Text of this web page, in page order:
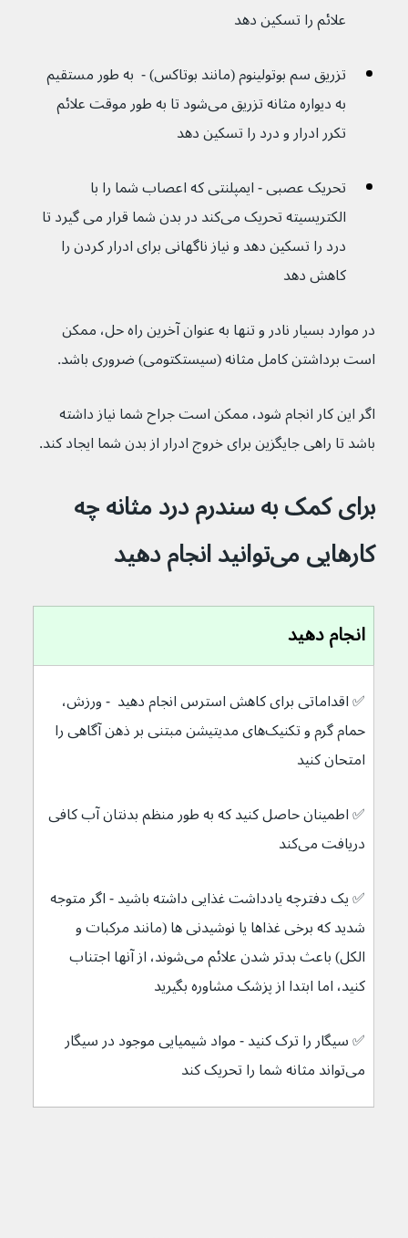
علائم را تسکین دهد
تزریق سم بوتولینوم (مانند بوتاکس) -  به طور مستقیم
به دیواره مثانه تزریق می‌شود تا به طور موقت علائم
تکرر ادرار و درد را تسکین دهد
تحریک عصبی - ایمپلنتی که اعصاب شما را با
الکتریسیته تحریک می‌کند در بدن شما قرار می گیرد تا
درد را تسکین دهد و نیاز ناگهانی برای ادرار کردن را
کاهش دهد
در موارد بسیار نادر و تنها به عنوان آخرین راه حل، ممکن
است برداشتن کامل مثانه (سیستکتومی) ضروری باشد.
اگر این کار انجام شود، ممکن است جراح شما نیاز داشته
باشد تا راهی جایگزین برای خروج ادرار از بدن شما ایجاد کند.
برای کمک به سندرم درد مثانه چه
کارهایی می‌توانید انجام دهید
انجام دهید
✅ اقداماتی برایکاهش استرس انجام دهید  - ورزش،
حمام گرم و تکنیک‌های مدیتیشن مبتنی بر ذهن آگاهی را
امتحان کنید
✅ اطمینان حاصل کنید که به طور منظم بدنتان آب کافی
دریافت می‌کند
✅ یک دفترچه یادداشت غذایی داشته باشید - اگر متوجه
شدید که برخی غذاها یا نوشیدنی ها (مانند مرکبات و
الکل) باعث بدتر شدن علائم می‌شوند، از آنها اجتناب
کنید، اما ابتدا از پزشک مشاوره بگیرید
✅ سیگار را ترک کنید - مواد شیمیایی موجود در سیگار
می‌تواند مثانه شما را تحریک کند